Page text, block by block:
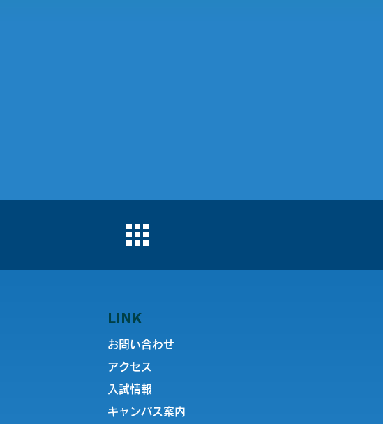
LINK
お問い合わせ
アクセス
入試情報
キャンパス案内